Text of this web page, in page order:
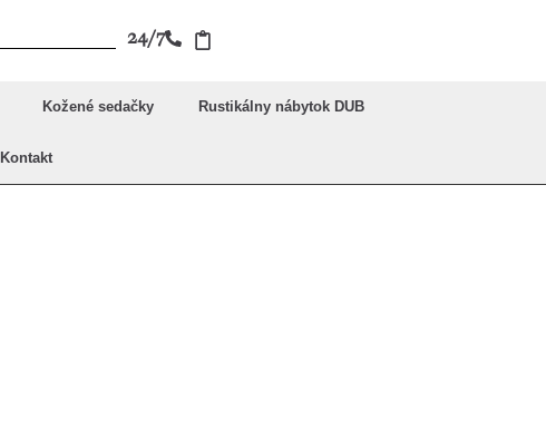
24/7
Kožené sedačky Rustikálny nábytok DUB
Kontakt